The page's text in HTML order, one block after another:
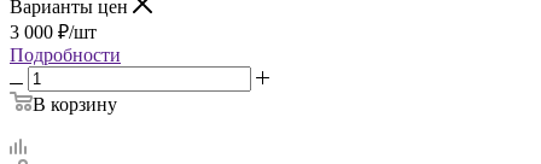
Варианты цен
3 000 ₽/шт
Подробности
В корзину